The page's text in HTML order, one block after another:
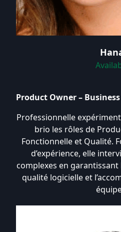
Product Owner –
Professionnelle
brio les rôles de
Fonctionnelle et Qualité.
d’expérience, elle
complexes en
qualité logicielle et